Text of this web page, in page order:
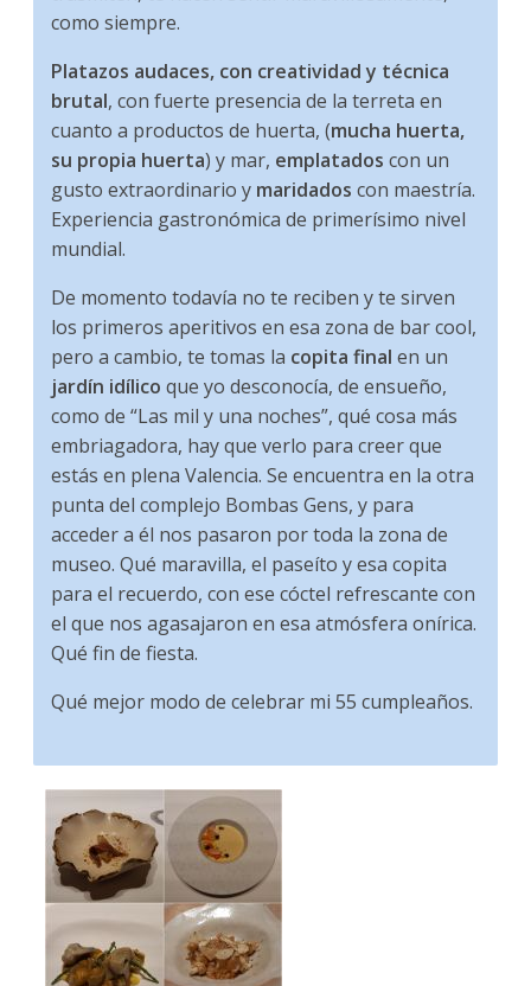
como siempre.
Platazos audaces, con creatividad y técnica
brutal, con fuerte presencia de la terreta en
cuanto a productos de huerta, (mucha huerta,
su propia huerta) y mar, emplatados con un
gusto extraordinario y maridadoscon maestría.
Experiencia gastronómica de primerísimo nivel
mundial.
De momento todavía no te reciben y te sirven
los primeros aperitivos en esa zona de bar cool,
pero a cambio, te tomas la copita final en un
jardín idílico que yo desconocía, de ensueño,
como de “Las mil y una noches”, qué cosa más
embriagadora, hay que verlo para creer que
estás en plena Valencia. Se encuentra en la otra
punta del complejo Bombas Gens, y para
acceder a él nos pasaron por toda la zona de
museo. Qué maravilla, el paseíto y esa copita
para el recuerdo, con ese cóctel refrescante con
el que nos agasajaron en esa atmósfera onírica.
Qué fin de fiesta.
Qué mejor modo de celebrar mi 55 cumpleaños.